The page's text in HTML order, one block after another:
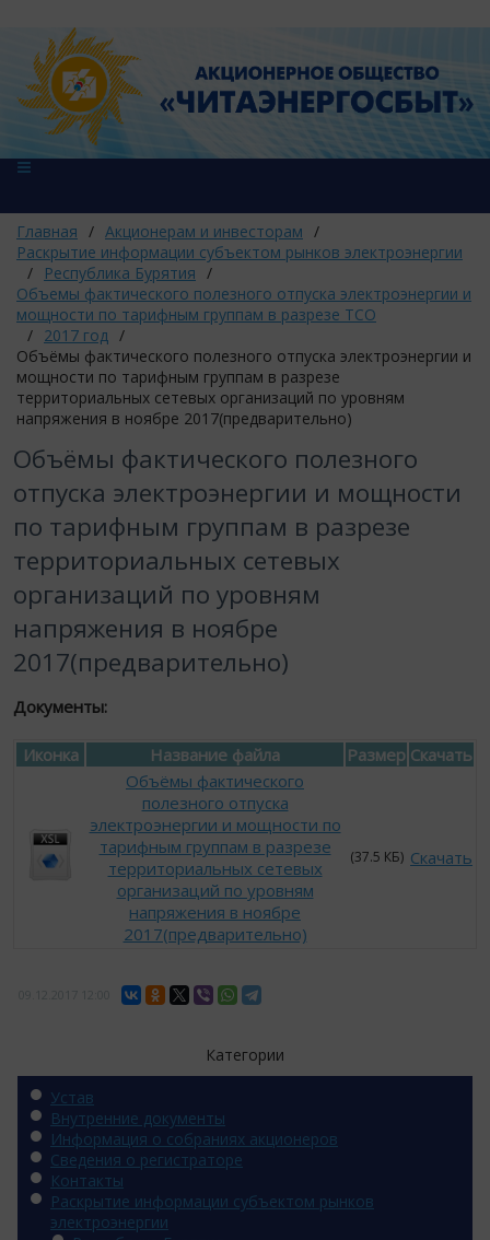
Главная / Акционерам и инвесторам /
Раскрытие информации субъектом рынков электроэнергии
/
Республика Бурятия /
Объемы фактического полезного отпуска электроэнергии и
мощности по тарифным группам в разрезе ТСО
/ 2017 год /
Объёмы фактического полезного отпуска электроэнергии и
мощности по тарифным группам в разрезе
территориальных сетевых организаций по уровням
напряжения в ноябре 2017(предварительно)
Объёмы фактического полезного
отпуска электроэнергии и мощности
по тарифным группам в разрезе
территориальных сетевых
организаций по уровням
напряжения в ноябре
2017(предварительно)
Документы:
Иконка Название файла Размер Скачать
Объёмы фактического
полезного отпуска
электроэнергии и мощности по
тарифным группам в разрезе
территориальных сетевых
организаций по уровням
напряжения в ноябре
2017(предварительно)
(37.5 КБ) Скачать
Категории
Устав
Внутренние документы
Информация о собраниях акционеров
Сведения о регистраторе
Контакты
Раскрытие информации субъектом рынков
электроэнергии